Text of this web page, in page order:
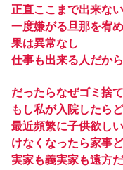
正直ここまで出来な
一度嫌がる旦那を宥
果は異常なし
仕事も出来る人だか
だったらなぜゴミ捨
もし私が入院したら
最近頻繁に子供欲し
けなくなったら家事
実家も義実家も遠方